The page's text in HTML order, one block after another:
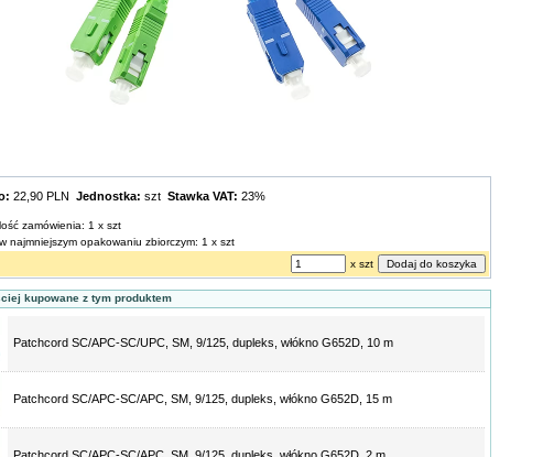
22,90 PLN Jednostka: szt Stawka VAT: 23%
zamówienia: 1 x szt
najmniejszym opakowaniu zbiorczym: 1 x szt
x szt
kupowane z tym produktem
Patchcord SC/APC-SC/UPC, SM, 9/125, dupleks, włókno G652D, 10 m
Patchcord SC/APC-SC/APC, SM, 9/125, dupleks, włókno G652D, 15 m